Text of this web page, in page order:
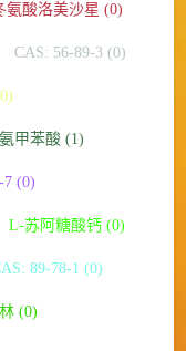
氨酸洛美沙星 (0)
CAS: 56-89-3 (0)
氨甲苯酸 (1)
7 (0)
L-苏阿糖酸钙 (0)
89-78-1 (0)
(0)